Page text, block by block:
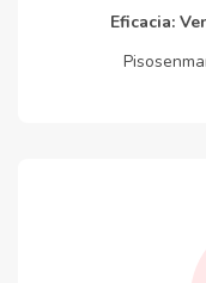
Eficacia: